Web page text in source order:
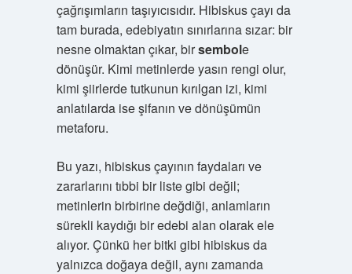
çağrışımların taşıyıcısıdır. Hibiskus çayı da
tam burada, edebiyatın sınırlarına sızar: bir
nesne olmaktan çıkar, birsembole
dönüşür. Kimi metinlerde yasın rengi olur,
kimi şiirlerde tutkunun kırılgan izi, kimi
anlatılarda ise şifanın ve dönüşümün
metaforu.
Bu yazı, hibiskus çayının faydaları ve
zararlarını tıbbi bir liste gibi değil;
metinlerin birbirine değdiği, anlamların
sürekli kaydığı bir edebi alan olarak ele
alıyor. Çünkü her bitki gibi hibiskus da
yalnızca doğaya değil, aynı zamanda